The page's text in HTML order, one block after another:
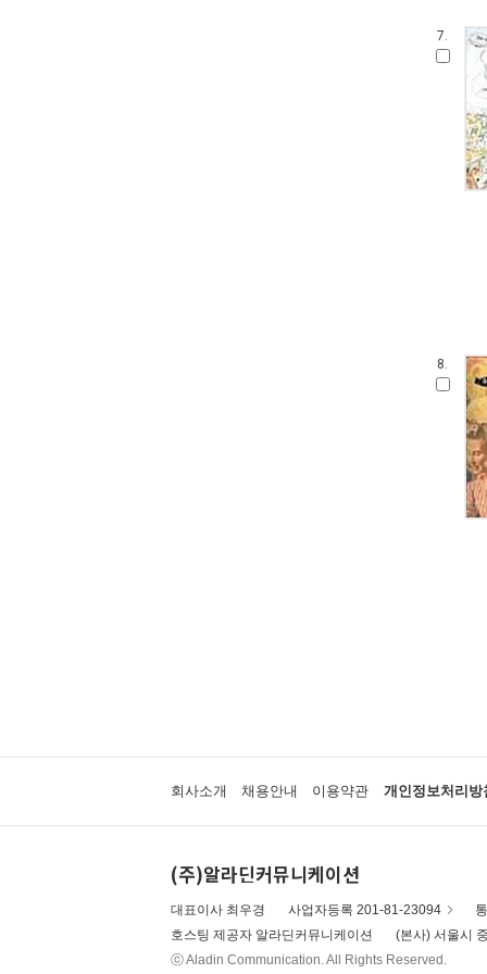
7.
8.
회사소개 채용안내 이용약관 개인정보처리방
(주)알라딘커뮤니케이션
대표이사 최우경 사업자등록 201-81-23094
호스팅 제공자 알라딘커뮤니케이션
(본사) 서울시
ⓒ Aladin Communication. All Rights Reserved.